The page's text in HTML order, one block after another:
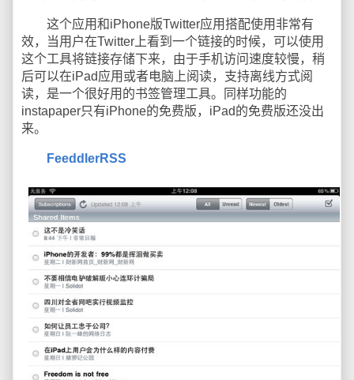
这个应用和iPhone版Twitter应用搭配使用非常有
效，当用户在Twitter上看到一个链接的时候，可以使用
这个工具将链接存储下来，由于手机访问速度较慢，稍
后可以在iPad应用或者电脑上阅读，支持离线方式阅
读，是一个很好用的书签管理工具。同样功能的
instapaper只有iPhone的免费版，iPad的免费版还没出
来。
FeeddlerRSS